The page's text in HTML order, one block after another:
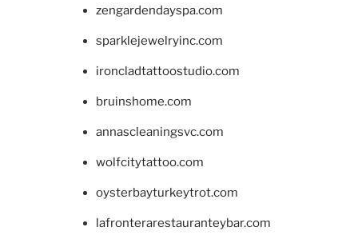
zengardendayspa.com
sparklejewelryinc.com
ironcladtattoostudio.com
bruinshome.com
annascleaningsvc.com
wolfcitytattoo.com
oysterbayturkeytrot.com
lafronterarestauranteybar.com